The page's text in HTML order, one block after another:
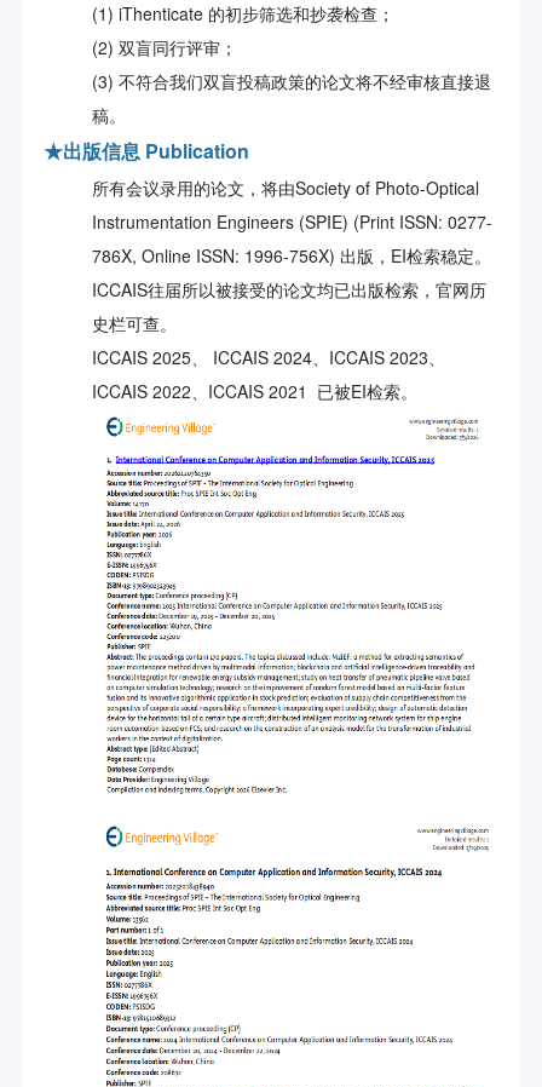
(1) iThenticate 的初步筛选和抄袭检查；
(2) 双盲同行评审；
(3) 不符合我们双盲投稿政策的论文将不经审核直接退
稿。
★出版信息 Publication
所有会议录用的论文，将由Society of Photo-Optical
Instrumentation Engineers (SPIE) (Print ISSN: 0277-
786X, Online ISSN: 1996-756X) 出版，EI检索稳定。
ICCAIS往届所以被接受的论文均已出版检索，官网历
史栏可查。
ICCAIS 2025、 ICCAIS 2024、ICCAIS 2023、
ICCAIS 2022、ICCAIS 2021 已被EI检索。